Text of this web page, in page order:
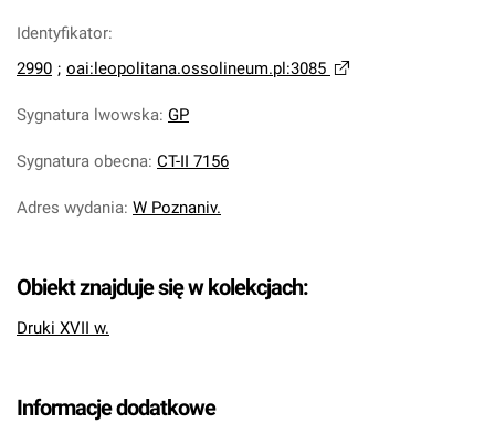
Identyfikator:
2990 ; oai:leopolitana.ossolineum.pl:3085
Sygnatura lwowska: GP
Sygnatura obecna: CT-II 7156
Adres wydania: W Poznaniv.
Obiekt znajduje się w kolekcjach:
Druki XVII w.
Informacje dodatkowe